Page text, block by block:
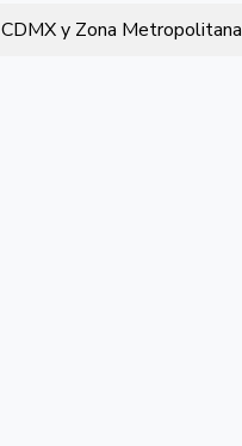
CDMX y Zona Metropolitana